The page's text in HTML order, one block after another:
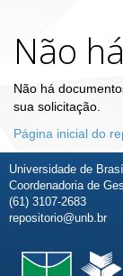
Não
Não há
sua solicitação.
Página inicial do
Universidade de
Coordenadoria de
(61) 3107-2683
repositorio@unb.br